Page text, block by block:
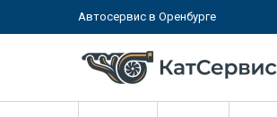
Автосервис в Оренбурге